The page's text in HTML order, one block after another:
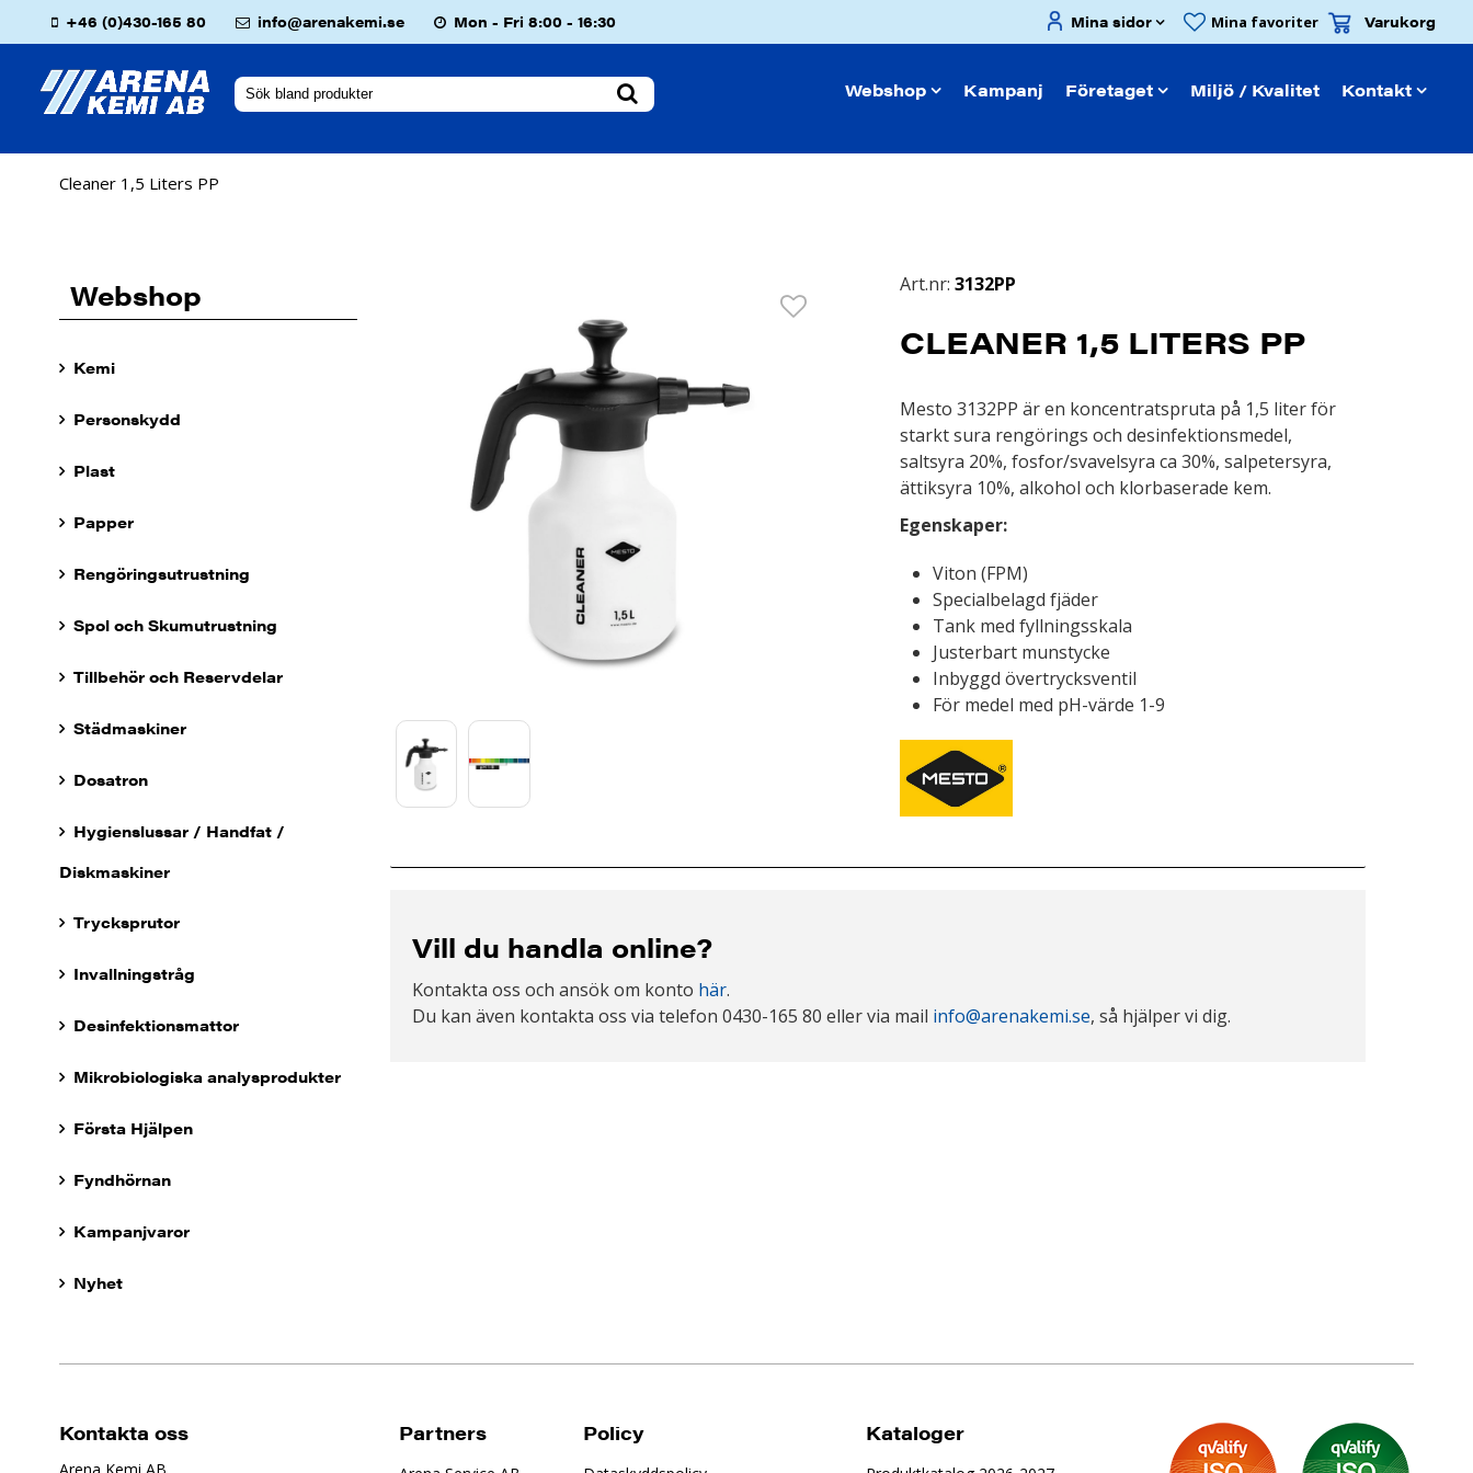
+46 (0)430-165 80 info@arenakemi.se Mon - Fri 8:00 - 16:30 Mina sidor Mina favoriter Varukorg
Webshop Kampanj Företaget Miljö / Kvalitet Kontakt
Cleaner 1,5 Liters PP
Webshop
Kemi
Personskydd
Plast
Papper
Rengöringsutrustning
Spol och Skumutrustning
Tillbehör och Reservdelar
Städmaskiner
Dosatron
Hygienslussar / Handfat /
Diskmaskiner
Trycksprutor
Invallningstråg
Desinfektionsmattor
Mikrobiologiska analysprodukter
Första Hjälpen
Fyndhörnan
Kampanjvaror
Nyhet
Art.nr: 3132PP
CLEANER 1,5 LITERS PP
Mesto 3132PP är en koncentratspruta på 1,5 liter för
starkt sura rengörings och desinfektionsmedel,
saltsyra 20%, fosfor/svavelsyra ca 30%, salpetersyra,
ättiksyra 10%, alkohol och klorbaserade kem.
Egenskaper:
Viton (FPM)
Specialbelagd fjäder
Tank med fyllningsskala
Justerbart munstycke
Inbyggd övertrycksventil
För medel med pH-värde 1-9
Vill du handla online?
Kontakta oss och ansök om konto här.
Du kan även kontakta oss via telefon 0430-165 80 eller via mail info@arenakemi.se, så hjälper vi dig.
Kontakta oss Partners Policy Kataloger